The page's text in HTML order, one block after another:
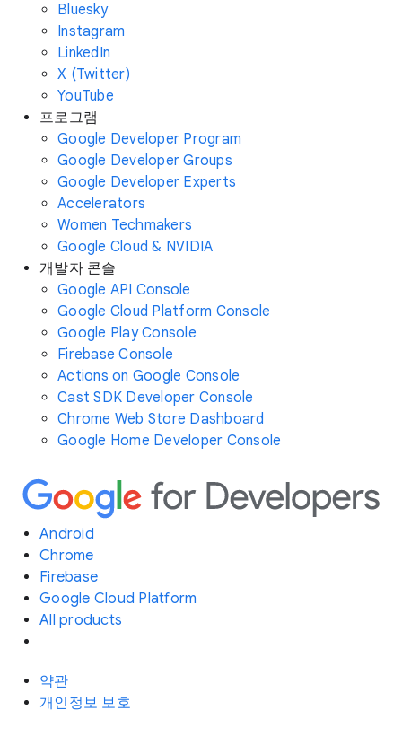
Bluesky
Instagram
LinkedIn
X (Twitter)
YouTube
프로그램
Google Developer Program
Google Developer Groups
Google Developer Experts
Accelerators
Women Techmakers
Google Cloud & NVIDIA
개발자 콘솔
Google API Console
Google Cloud Platform Console
Google Play Console
Firebase Console
Actions on Google Console
Cast SDK Developer Console
Chrome Web Store Dashboard
Google Home Developer Console
Android
Chrome
Firebase
Google Cloud Platform
All products
약관
개인정보 보호